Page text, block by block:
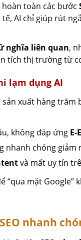
toàn các bước
AI chỉ giúp rút
nghĩa liên quan,
tích thị trường từ
lạm dụng AI
xuất hàng trăm
không đáp ứng E-
nhanh chóng giảm
và mất uy tín
“qua mặt
nhanh